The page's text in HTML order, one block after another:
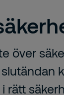
över
rätt